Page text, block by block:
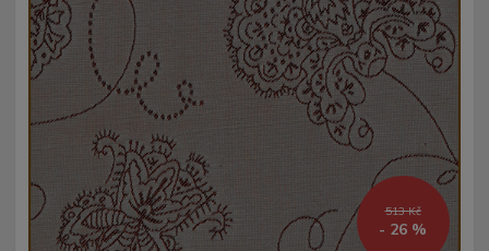
513 Kč
- 26 %